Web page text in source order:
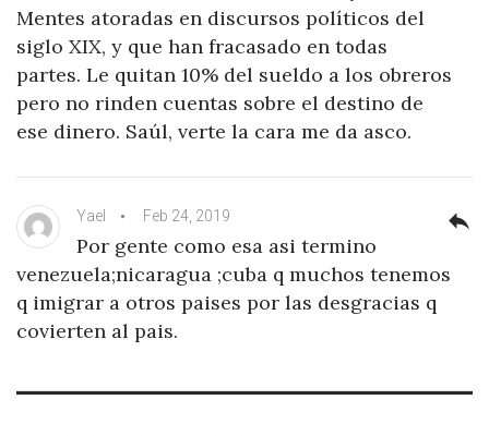
Mentes atoradas en discursos políticos del
siglo XIX, y que han fracasado en todas
partes. Le quitan 10% del sueldo a los obreros
pero no rinden cuentas sobre el destino de
ese dinero. Saúl, verte la cara me da asco.
Yael Feb 24, 2019
Por gente como esa asi termino
venezuela;nicaragua ;cuba q muchos tenemos
q imigrar a otros paises por las desgracias q
covierten al pais.
reply